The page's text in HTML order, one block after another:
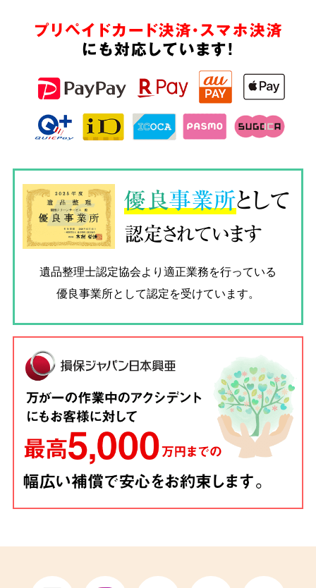
プリペイドカード決済・スマホ決済
にも対応しています!
優良事業所として
認定されています
遺品整理士認定協会より適正業務を行っている
優良事業所として認定を受けています。